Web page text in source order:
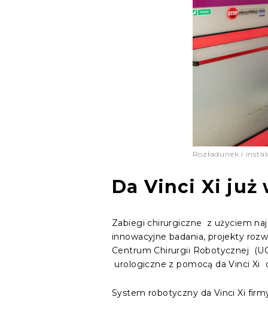
Rozładunek i
Da Vinci Xi już
Zabiegi chirurgiczne z użyciem
innowacyjne badania, projekty
Centrum Chirurgii Robotycznej
urologiczne z pomocą da Vinci Xi
System robotyczny da Vinci Xi